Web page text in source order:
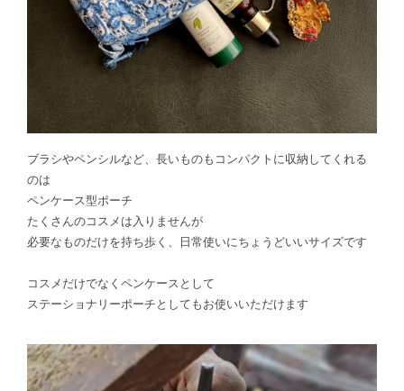
ブラシやペンシルなど、長いものもコンパクトに収納してくれる
のは
ペンケース型ポーチ
たくさんのコスメは入りませんが
必要なものだけを持ち歩く、日常使いにちょうどいいサイズです
コスメだけでなくペンケースとして
ステーショナリーポーチとしてもお使いいただけます